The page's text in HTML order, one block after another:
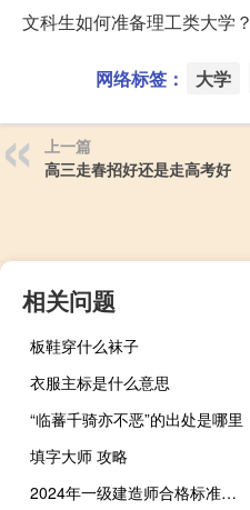
文科生如何准备理工类大学？
网络标签： 大学
上一篇
高三走春招好还是走高考好
相关问题
板鞋穿什么袜子
衣服主标是什么意思
“临蕃千骑亦不恶”的出处是哪里
填字大师 攻略
2024年一级建造师合格标准是什么